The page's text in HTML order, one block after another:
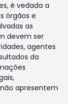
é vedada a
órgãos e
as
devem ser
agentes
da
apresentem